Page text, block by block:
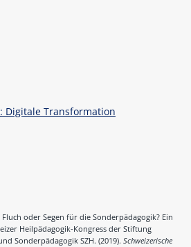
Digitale Transformation
oder Segen für die Sonderpädagogik? Ein
Heilpädagogik-Kongress der Stiftung
Sonderpädagogik SZH. (2019). Schweizerische